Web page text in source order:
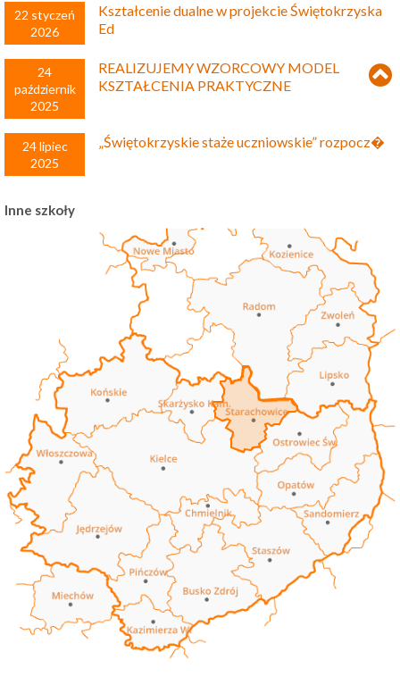
22 styczeń
2026
Kształcenie dualne w projekcie Świętokrzyska
Ed
24
październik
2025
REALIZUJEMY WZORCOWY MODEL
KSZTAŁCENIA PRAKTYCZNE
24 lipiec
2025
„Świętokrzyskie staże uczniowskie” rozpocz�
Inne szkoły